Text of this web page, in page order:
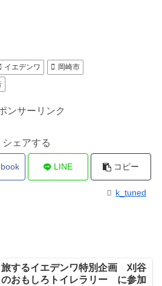
イエデンワ
岡崎市
ンサーリンク
シェアする
LINE コピー
k_tuned
旅するイエデンワ特別企画 刈谷
のおもしろトイレラリー に参加